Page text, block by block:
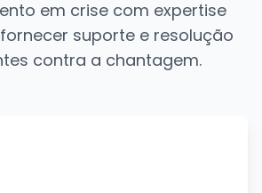
em crise com expertise
suporte e resolução
contra a chantagem.